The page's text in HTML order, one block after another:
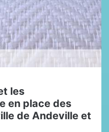
les
en place des
de Andeville et